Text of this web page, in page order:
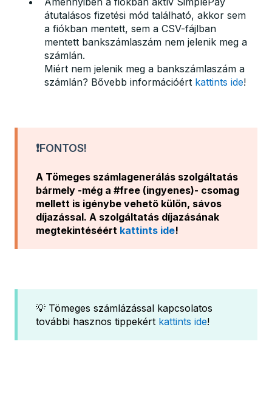
átutalásos fizetési mód található, akkor sem
a fiókban mentett, sem a CSV-fájlban
mentett bankszámlaszám nem jelenik meg a
számlán.
Miért nem jelenik meg a bankszámlaszám a
számlán? Bővebb információért kattints ide!
❗FONTOS!
A Tömeges számlagenerálás szolgáltatás
bármely -még a #free (ingyenes)- csomag
mellett is igénybe vehető külön, sávos
díjazással. A szolgáltatás díjazásának
megtekintéséért kattints ide!
💡 Tömeges számlázással kapcsolatos
további hasznos tippekért kattints ide!